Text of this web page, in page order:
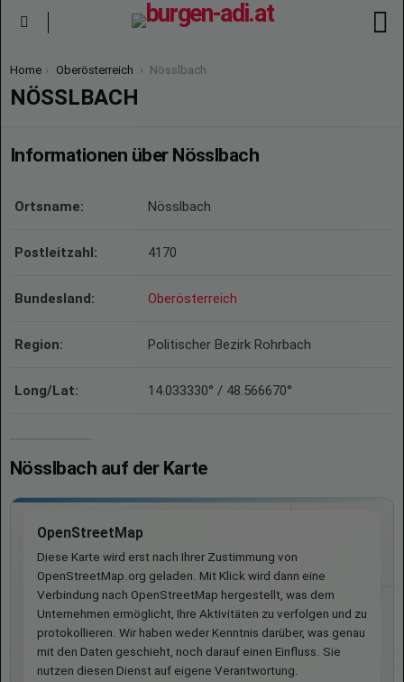
You are here:
Home Oberösterreich Nösslbach
NÖSSLBACH
Informationen über Nösslbach
Ortsname: Nösslbach
Postleitzahl: 4170
Bundesland: Oberösterreich
Region: Politischer Bezirk Rohrbach
Long/Lat: 14.033330° / 48.566670°
Nösslbach auf der Karte
OpenStreetMap
Diese Karte wird erst nach Ihrer Zustimmung von
OpenStreetMap.org geladen. Mit Klick wird dann eine
Verbindung nach OpenStreetMap hergestellt, was dem
Unternehmen ermöglicht, Ihre Aktivitäten zu verfolgen und zu
protokollieren. Wir haben weder Kenntnis darüber, was genau
mit den Daten geschieht, noch darauf einen Einfluss. Sie
nutzen diesen Dienst auf eigene Verantwortung.